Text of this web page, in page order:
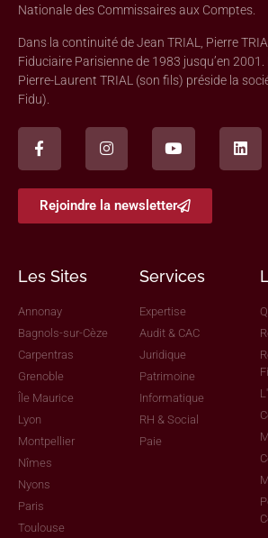
Nationale des Commissaires aux Comptes.
Dans la continuité de Jean TRIAL, Pierre
Fiduciaire Parisienne de 1983 jusqu’en 2001.
Pierre-Laurent TRIAL (son fils) préside la
Fidu).
Rejoindre la newsletter
Les Sites
Annonay
Bagnols-sur-Cèze
Carpentras
Grenoble
Île Maurice
Lyon
Montpellier
Nîmes
Nyons
Paris
Toulouse
Services
Expertise
Audit & CAC
Juridique
Patrimoine
Informatique
RH & Social
Paie